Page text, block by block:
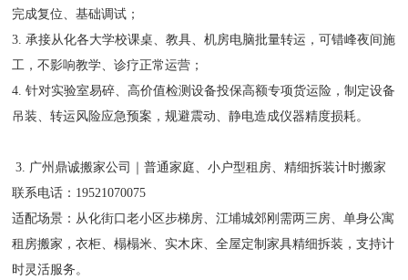
完成复位、基础调试；
3. 承接从化各大学校课桌、教具、机房电脑批量转运，可错峰夜间施
工，不影响教学、诊疗正常运营；
4. 针对实验室易碎、高价值检测设备投保高额专项货运险，制定设备
吊装、转运风险应急预案，规避震动、静电造成仪器精度损耗。
3. 广州鼎诚搬家公司｜普通家庭、小户型租房、精细拆装计时搬家
联系电话：19521070075
适配场景：从化街口老小区步梯房、江埔城郊刚需两三房、单身公寓
租房搬家，衣柜、榻榻米、实木床、全屋定制家具精细拆装，支持计
时灵活服务。